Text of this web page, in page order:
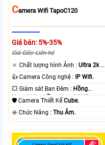
CAmera Wifi TapoC120
Giá bán: 5%-35%
Giá Gốc: Liên hệ
🔅 Chất lượng hình Ảnh :Ultra 2k +
.
👍 Camera Công nghệ :
IP Wifi.
💥 Giám sát Ban Đêm : Hồng
Ngoại 10m Hồng Ngoại SMD.
🛡 Camera Thiết KếCube.
️☣️ Chức Năng :Thu Âm.